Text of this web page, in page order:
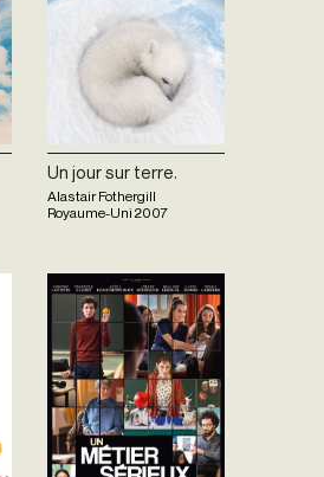
Un jour sur terre.
Alastair Fothergill
Royaume-Uni 2007